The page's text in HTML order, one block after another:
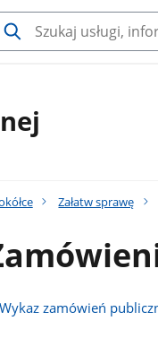
Załatw sprawę
Wykaz zamówień